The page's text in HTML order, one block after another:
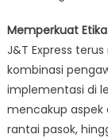
Memperkuat
J&T Express
kombinasi
implementasi di
mencakup aspek
rantai pasok,